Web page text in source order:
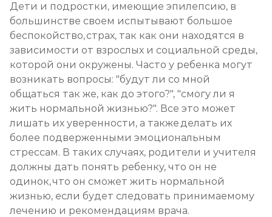
Дети и подростки, имеющие эпилепсию, в
большинстве своем испытывают большое
беспокойство, страх, так как они находятся в
зависимости от взрослых и социальной среды,
которой они окружены. Часто у ребенка могут
возникать вопросы: "будут ли со мной
общаться так же, как до этого?", "смогу ли я
жить нормальной жизнью?". Все это может
лишать их уверенности, а также делать их
более подверженными эмоциональным
стрессам. В таких случаях, родители и учителя
должны дать понять ребенку, что он не
одинок, что он сможет жить нормальной
жизнью, если будет следовать принимаемому
лечению и рекомендациям врача.